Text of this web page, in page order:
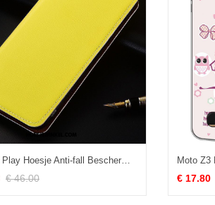
Moto Z3 Play Hoesje Anti-fall Bescherming Mobiele Telefoon, Moto Z3 Play Hoesje Echt Leer Leren Etui
€ 46.00 € 17.80